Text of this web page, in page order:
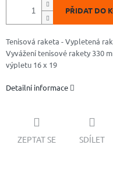
PŘIDAT DO
Tenisová raketa - Vypletená
Vyvážení tenisové rakety 330
výpletu 16 x 19
Detailní informace
ZEPTAT SE SDÍLET